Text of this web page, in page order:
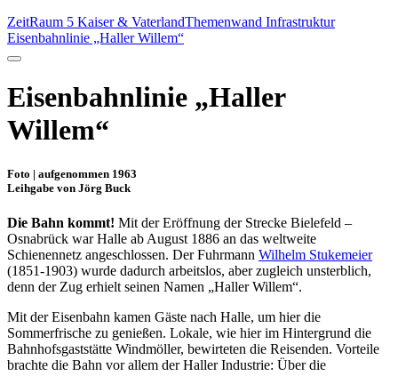
ZeitRaum 5 Kaiser & VaterlandThemenwand Infrastruktur
Eisenbahnlinie „Haller Willem“
Eisenbahnlinie „Haller
Willem“
Foto | aufgenommen 1963
Leihgabe von Jörg Buck
Die Bahn kommt! Mit der Eröffnung der Strecke Bielefeld –
Osnabrück war Halle ab August 1886 an das weltweite
Schienennetz angeschlossen. Der Fuhrmann Wilhelm Stukemeier
(1851-1903) wurde dadurch arbeitslos, aber zugleich unsterblich,
denn der Zug erhielt seinen Namen „Haller Willem“.
Mit der Eisenbahn kamen Gäste nach Halle, um hier die
Sommerfrische zu genießen. Lokale, wie hier im Hintergrund die
Bahnhofsgaststätte Windmöller, bewirteten die Reisenden. Vorteile
brachte die Bahn vor allem der Haller Industrie: Über die